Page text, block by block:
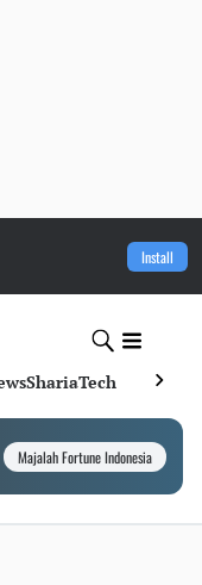
Install
ShariaTech
Majalah Fortune Indonesia